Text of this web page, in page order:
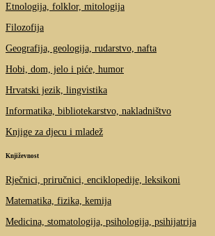
Etnologija, folklor, mitologija
Filozofija
Geografija, geologija, rudarstvo, nafta
Hobi, dom, jelo i piće, humor
Hrvatski jezik, lingvistika
Informatika, bibliotekarstvo, nakladništvo
Knjige za djecu i mladež
Književnost
Rječnici, priručnici, enciklopedije, leksikoni
Matematika, fizika, kemija
Medicina, stomatologija, psihologija, psihijatrija